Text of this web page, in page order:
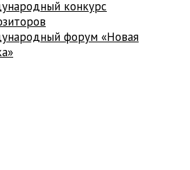
конкурс
форум «Новая